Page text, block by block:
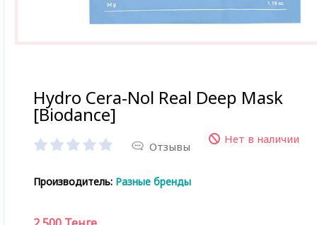
Hydro Cera-Nol Real Deep Mask
[Biodance]
Отзывы
Нет в наличии
Производитель: Разные бренды